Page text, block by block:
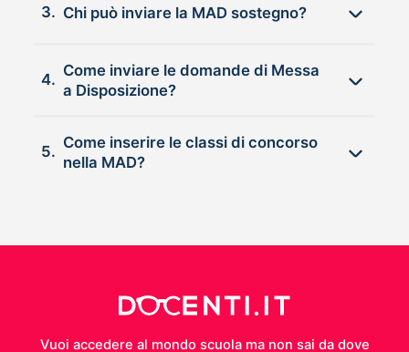
3. Chi può inviare la MAD sostegno?
4.
Come inviare le domande di Messa
a Disposizione?
5.
Come inserire le classi di concorso
nella MAD?
Vuoi accedere al mondo scuola ma non sai da dove